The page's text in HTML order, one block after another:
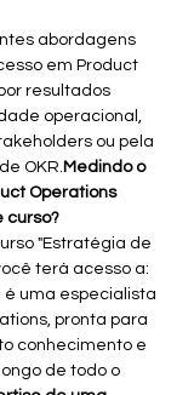
abordagens
em Product
resultados
operacional,
ou pela
OKR. Medindo o
Operations
curso?
"Estratégia de
terá acesso a:
é uma especialista
pronta para
conhecimento e
de todo o